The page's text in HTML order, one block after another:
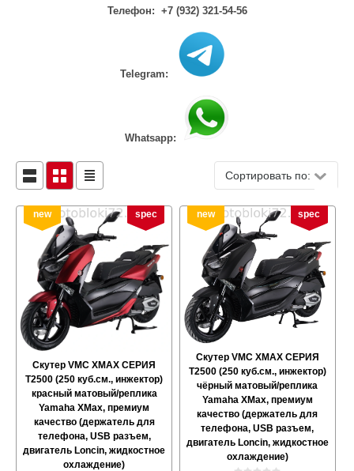
Телефон: +7 (932) 321-54-56
Telegram:
Whatsapp:
Сортировать по:
new spec
Скутер VMC XMAX СЕРИЯ
T2500 (250 куб.см., инжектор)
красный матовый/реплика
Yamaha XMax, премиум
качество (держатель для
телефона, USB разъем,
двигатель Loncin, жидкостное
охлаждение)
new spec
Скутер VMC XMAX СЕРИЯ
T2500 (250 куб.см., инжектор)
чёрный матовый/реплика
Yamaha XMax, премиум
качество (держатель для
телефона, USB разъем,
двигатель Loncin, жидкостное
охлаждение)